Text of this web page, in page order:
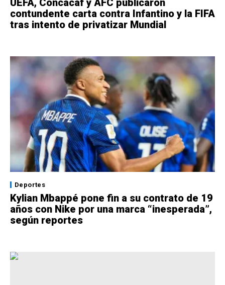
UEFA, Concacaf y AFC publicaron
contundente carta contra Infantino y la FIFA
tras intento de privatizar Mundial
Deportes
Kylian Mbappé pone fin a su contrato de 19
años con Nike por una marca “inesperada”,
según reportes